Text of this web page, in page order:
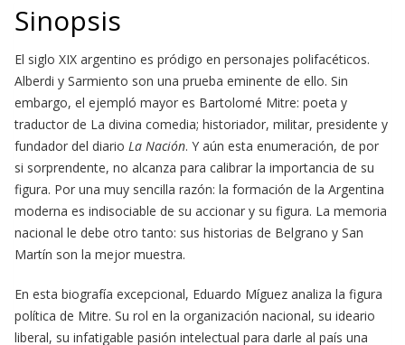
Sinopsis
El siglo XIX argentino es pródigo en personajes polifacéticos.
Alberdi y Sarmiento son una prueba eminente de ello. Sin
embargo, el ejempló mayor es Bartolomé Mitre: poeta y
traductor de La divina comedia; historiador, militar, presidente y
fundador del diario La Nación. Y aún esta enumeración, de por
si sorprendente, no alcanza para calibrar la importancia de su
figura. Por una muy sencilla razón: la formación de la Argentina
moderna es indisociable de su accionar y su figura. La memoria
nacional le debe otro tanto: sus historias de Belgrano y San
Martín son la mejor muestra.
En esta biografía excepcional, Eduardo Míguez analiza la figura
política de Mitre. Su rol en la organización nacional, su ideario
liberal, su infatigable pasión intelectual para darle al país una